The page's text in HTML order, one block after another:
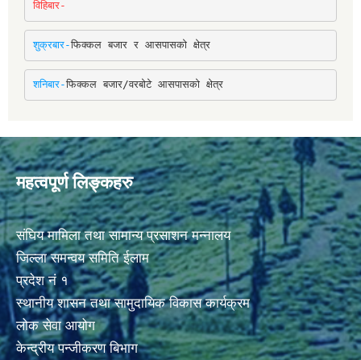
विहिबार-
शुक्रबार-फिक्कल बजार र आसपासको क्षेत्र
शनिबार-फिक्कल बजार/वरबोटे आसपासको क्षेत्र
महत्वपूर्ण लिङ्कहरु
संघिय मामिला तथा सामान्य प्रसाशन मन्नालय
जिल्ला समन्वय समिति ईलाम
प्रदेश नं १
स्थानीय शासन तथा सामुदायिक विकास कार्यक्रम
लोक सेवा आयोग
केन्द्रीय पन्जीकरण बिभाग